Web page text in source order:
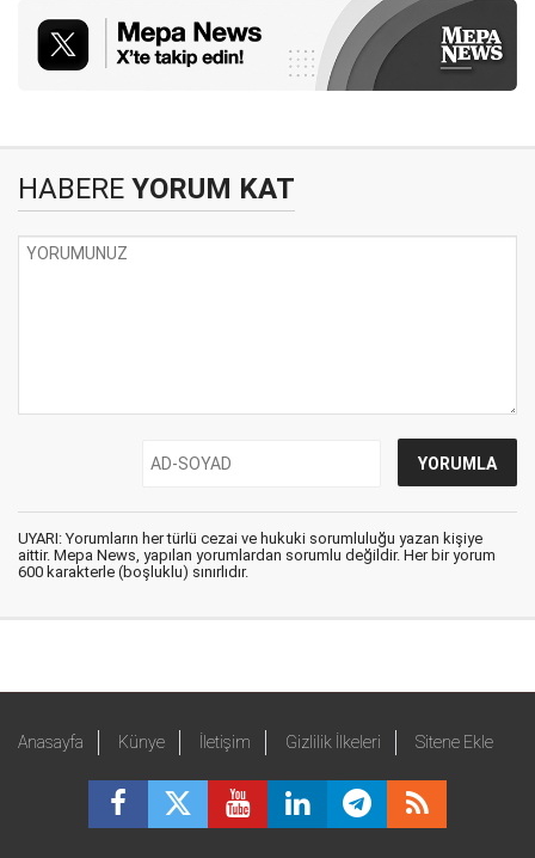
HABERE YORUM KAT
UYARI: Yorumların her türlü cezai ve hukuki sorumluluğu yazan kişiye
aittir. Mepa News, yapılan yorumlardan sorumlu değildir. Her bir yorum
600 karakterle (boşluklu) sınırlıdır.
Anasayfa Künye İletişim Gizlilik İlkeleri Sitene Ekle